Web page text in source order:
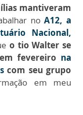
mantiveram
noA12, a
Nacional,
o tio Walter se
fevereiro na
com seu grupo
em meu